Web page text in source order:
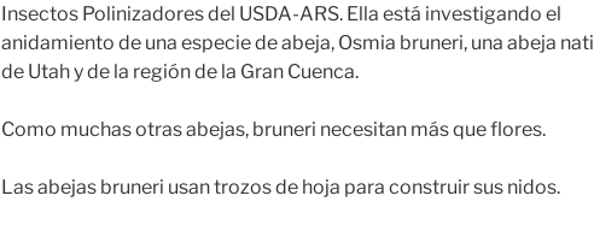
Insectos Polinizadores del USDA-ARS. Ella está investigando el
anidamiento de una especie de abeja, Osmia bruneri, una abeja
de Utah y de la región de la Gran Cuenca.
Como muchas otras abejas, bruneri necesitan más que flores.
Las abejas bruneri usan trozos de hoja para construir sus nidos.